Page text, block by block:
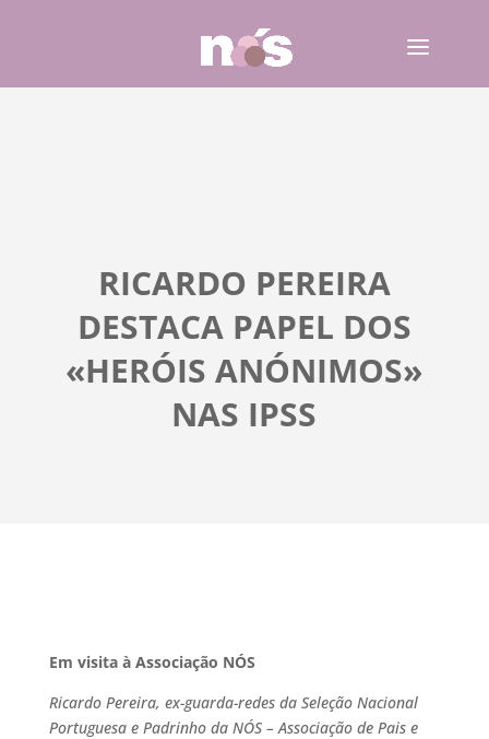
RICARDO PEREIRA
DESTACA PAPEL DOS
«HERÓIS ANÓNIMOS»
NAS IPSS
Em visita à Associação NÓS
Ricardo Pereira, ex-guarda-redes da Seleção Nacional
Portuguesa e Padrinho da NÓS – Associação de Pais e